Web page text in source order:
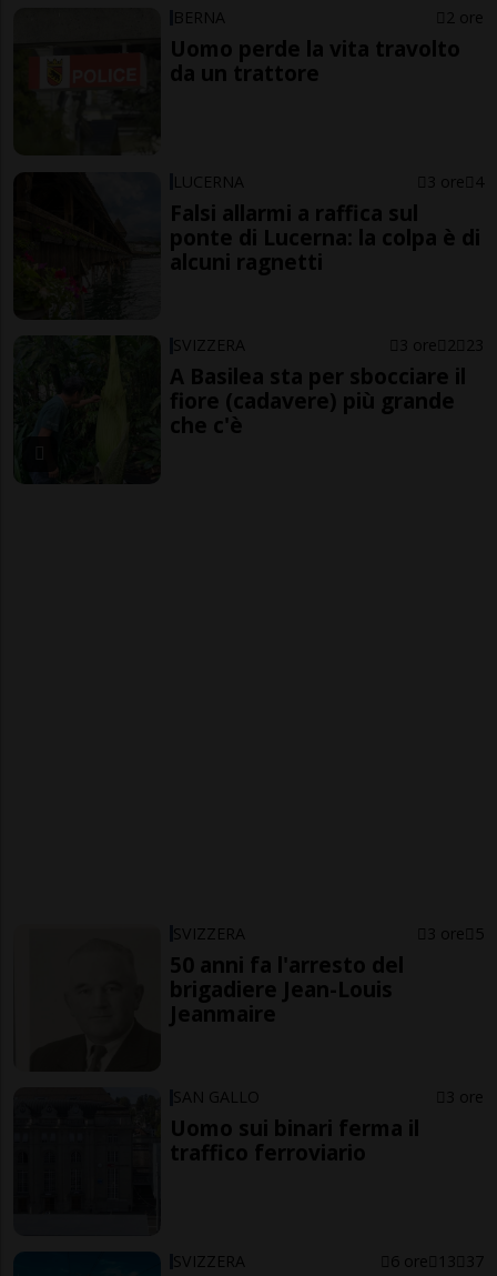
BERNA 2 ore
Uomo perde la vita travolto
da un trattore
LUCERNA 3 ore 4
Falsi allarmi a raffica sul
ponte di Lucerna: la colpa è di
alcuni ragnetti
SVIZZERA 3 ore 2 23
A Basilea sta per sbocciare il
fiore (cadavere) più grande
che c'è
SVIZZERA 3 ore 5
50 anni fa l'arresto del
brigadiere Jean-Louis
Jeanmaire
SAN GALLO 3 ore
Uomo sui binari ferma il
traffico ferroviario
SVIZZERA 6 ore 13 37